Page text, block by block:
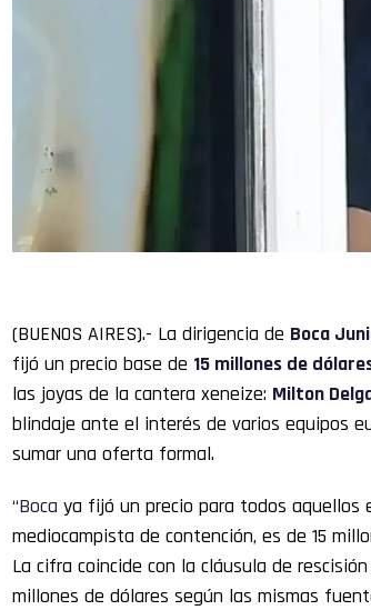
(BUENOS AIRES).- La dirigencia de Boca
fijó un precio base de 15 millones de
las joyas de la cantera xeneize: Milton
blindaje ante el interés de varios equipos
sumar una oferta formal.
“Boca ya fijó un precio para todos aquellos
mediocampista de contención, es de 15
La cifra coincide con la cláusula de
millones de dólares según las mismas